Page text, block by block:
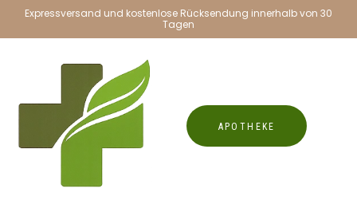
Expressversand und kostenlose Rücksendung innerhalb von 30
Tagen
APOTHEKE